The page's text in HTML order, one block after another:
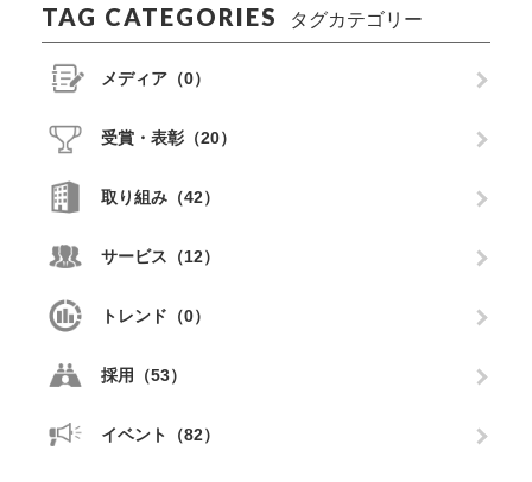
TAG CATEGORIES タグカテゴリー
メディア（0）
受賞・表彰（20）
取り組み（42）
サービス（12）
トレンド（0）
採用（53）
イベント（82）